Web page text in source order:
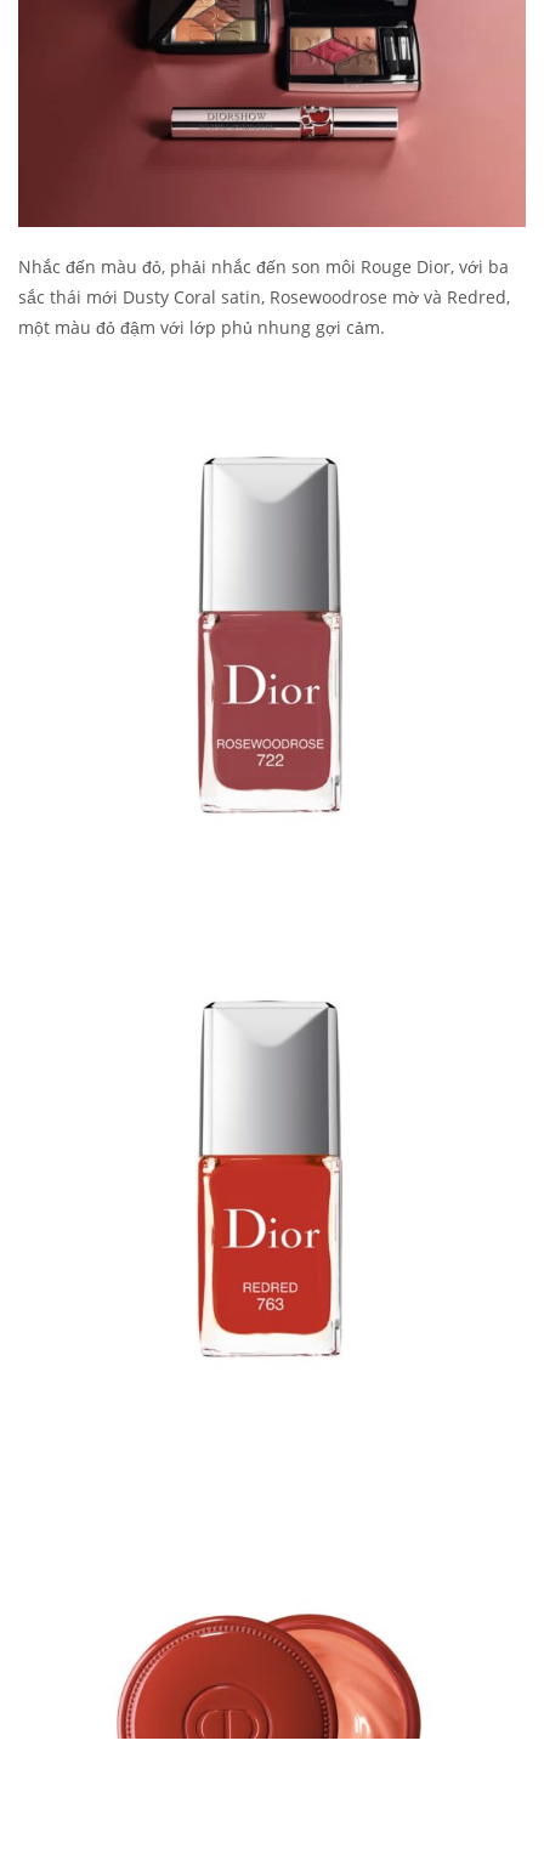
Nhắc đến màu đỏ, phải nhắc đến son môi Rouge Dior, với ba
sắc thái mới Dusty Coral satin, Rosewoodrose mờ và Redred,
một màu đỏ đậm với lớp phủ nhung gợi cảm.